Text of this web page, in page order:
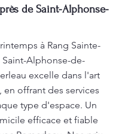
de Saint-Alphonse-
à Rang Sainte-
Alphonse-de-
excelle dans l'art
offrant des services
type d'espace. Un
efficace et fiable